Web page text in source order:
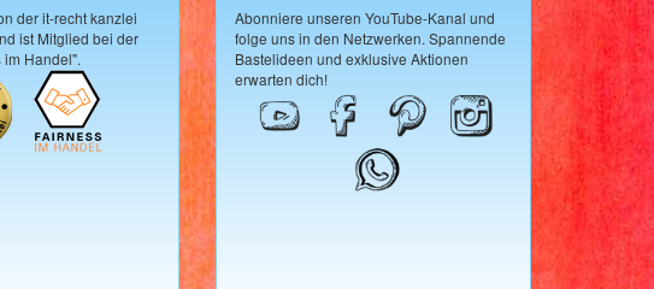
der it-recht kanzlei
ist Mitglied bei der
im Handel".
Abonniere unseren YouTube-Kanal und
folge uns in den Netzwerken. Spannende
Bastelideen und exklusive Aktionen
erwarten dich!